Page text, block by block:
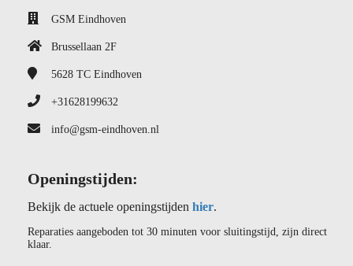
GSM Eindhoven
Brussellaan 2F
5628 TC Eindhoven
+31628199632
info@gsm-eindhoven.nl
Openingstijden:
Bekijk de actuele openingstijden hier.
Reparaties aangeboden tot 30 minuten voor sluitingstijd, zijn direct
klaar.